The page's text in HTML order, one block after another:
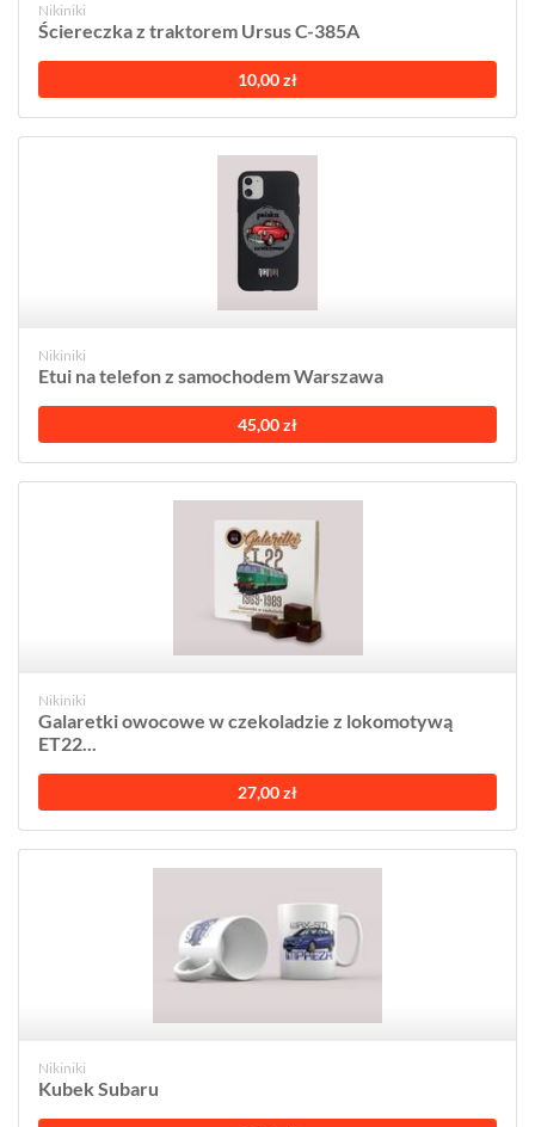
Nikiniki
Ściereczka z traktorem Ursus C-385A
10,00 zł
Nikiniki
Etui na telefon z samochodem Warszawa
45,00 zł
Nikiniki
Galaretki owocowe w czekoladzie z lokomotywą
ET22...
27,00 zł
Nikiniki
Kubek Subaru